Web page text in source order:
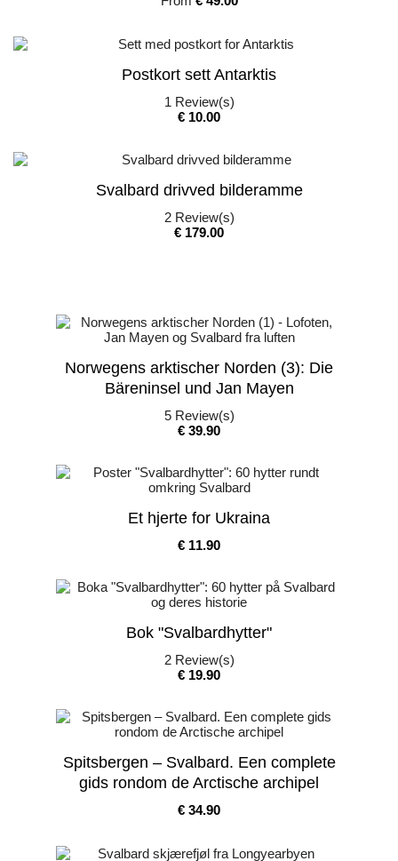
Postkort sett Antarktis
1 Review(s)
Pris
€ 10.00
Svalbard drivved bilderamme
2Review(s)
Pris
€ 179.00
Norwegens arktischer Norden (3): Die
Bäreninsel und Jan Mayen
5Review(s)
Pris
€ 39.90
Et hjerte for Ukraina
Pris
€ 11.90
Bok "Svalbardhytter"
2Review(s)
Pris
€ 19.90
Spitsbergen – Svalbard. Een complete
gids rondom de Arctische archipel
Pris
€ 34.90